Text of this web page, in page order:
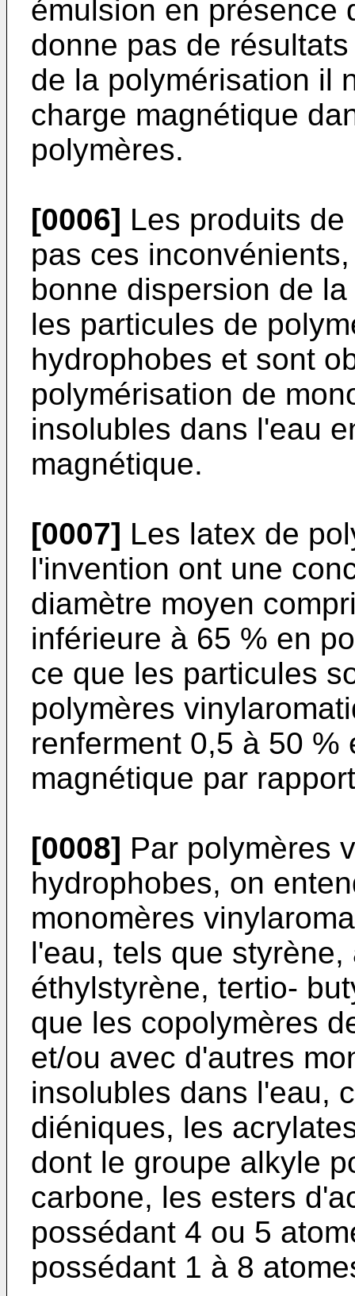
émulsion en présence
donne pas de
de la polymérisation il
charge magnétique
polymères.
[0006] Les produits
pas ces
bonne dispersion de
les particules de
hydrophobes et sont
polymérisation de
insolubles dans l'eau
magnétique.
[0007] Les latex de
l'invention ont une
diamètre moyen
inférieure à 65 % en
ce que les particules
polymères
renferment 0,5 à 50
magnétique par
[0008] Par polymères
hydrophobes, on
monomères
l'eau, tels que
éthylstyrène, tertio-
que les copolymères
et/ou avec d'autres
insolubles dans l'eau,
diéniques, les
dont le groupe alkyle
carbone, les esters
possédant 4 ou 5
possédant 1 à 8